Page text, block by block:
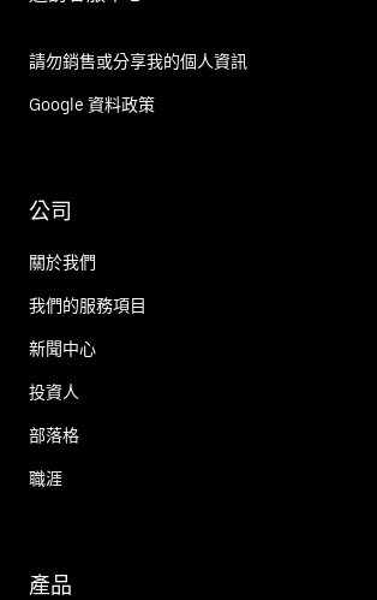
請勿銷售或分享我的個人資訊
Google 資料政策
公司
關於我們
我們的服務項目
新聞中心
投資人
部落格
職涯
產品